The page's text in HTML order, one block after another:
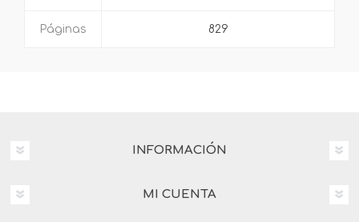
Páginas 829
INFORMACIÓN
MI CUENTA